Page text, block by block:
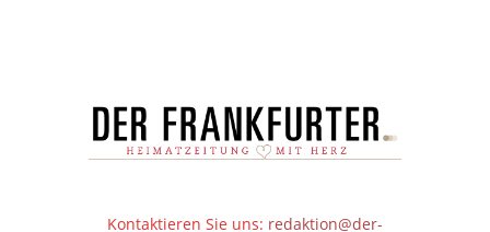
Kontaktieren Sie uns: redaktion@der-